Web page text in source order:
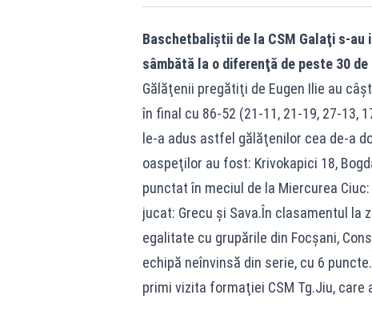
Baschetbaliştii de la CSM Galaţi s-au
sâmbătă la o diferenţă de peste 30
Gălăţenii pregătiţi de Eugen Ilie au
în final cu 86-52 (21-11, 21-19, 27-13,
le-a adus astfel gălăţenilor cea de-a
oaspeţilor au fost: Krivokapici 18,
punctat în meciul de la Miercurea
jucat: Grecu şi Sava.În clasamentul la
egalitate cu grupările din Focşani,
echipă neînvinsă din serie, cu 6
primi vizita formaţiei CSM Tg.Jiu,